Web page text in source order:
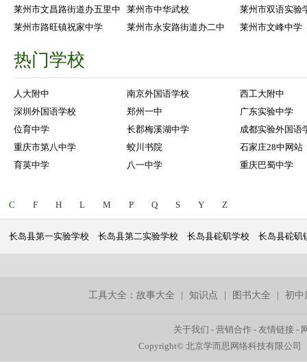
莱州市文昌路街道办五里中
莱州市中华武校
莱州市双语实验
莱州市路旺镇祝家中学
莱州市永安路街道办二中 莱州市文峰中学
热门学校
人大附中 南京外国语学校
西工大附中
深圳外国语学校
郑州一中
广东实验中学
位育中学
长郡梅溪湖中学
成都实验外国语
重庆市第八中学
蛟川书院
石家庄28中网站
育英中学
八一中学 重庆巴蜀中学
C F H L M P Q S Y Z
长岛县第一实验学校 长岛县第二实验学校 长岛县砣矶学校 长岛县砣矶
工具大全：故事大全 |知识点 图书大全 |初中
关于我们 -营销合作 -友情链接 -
Copyright© 北京学而思网络科技有限公司